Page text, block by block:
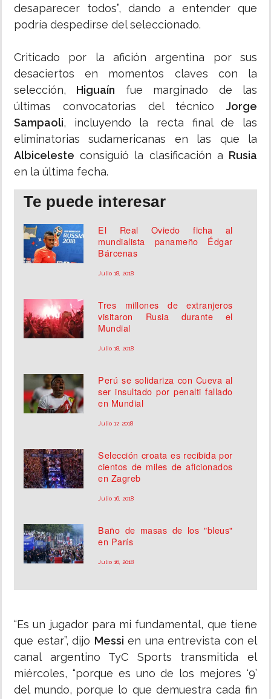
desaparecer todos”, dando a entender que
podría despedirse del seleccionado.
Criticado por la afición argentina por sus
desaciertos en momentos claves con la
selección, Higuaín fue marginado de las
últimas convocatorias del técnico Jorge
Sampaoli, incluyendo la recta final de las
eliminatorias sudamericanas en las que la
Albiceleste consiguió la clasificación a Rusia
en la última fecha.
Te puede interesar
El Real Oviedo ficha al
mundialista panameño Édgar
Bárcenas
Julio 18, 2018
Tres millones de extranjeros
visitaron Rusia durante el
Mundial
Julio 18, 2018
Perú se solidariza con Cueva al
ser insultado por penalti fallado
en Mundial
Julio 17, 2018
Selección croata es recibida por
cientos de miles de aficionados
en Zagreb
Julio 16, 2018
Baño de masas de los "bleus"
en París
Julio 16, 2018
“Es un jugador para mi fundamental, que tiene
que estar”, dijo Messi en una entrevista con el
canal argentino TyC Sports transmitida el
miércoles, “porque es uno de los mejores ‘9’
del mundo, porque lo que demuestra cada fin